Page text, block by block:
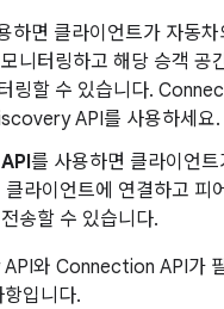
하면 클라이언트가 자동차
니터링하고 해당 승객 공
링할 수 있습니다.
API를 사용하세요.
를 사용하면 클라이언
클라이언트에 연결하고 피
송할 수 있습니다.
와 Connection API가
입니다.